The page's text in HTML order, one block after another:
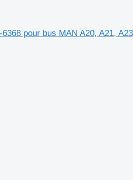
pour bus MAN A20, A21, A23